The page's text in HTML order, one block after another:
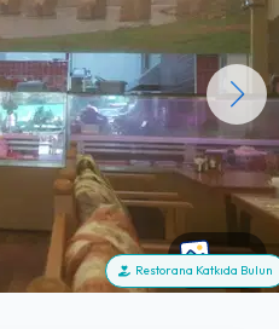
+99
Restorana Katkıda Bulun